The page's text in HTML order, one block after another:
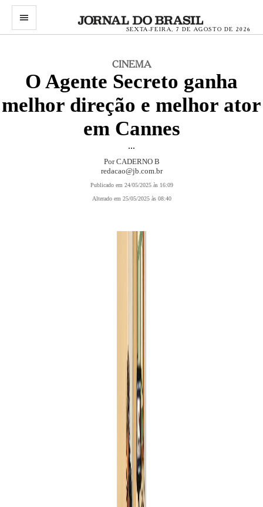
menu
SEXTA-FEIRA, 7 DE AGOSTO DE 2026
CINEMA
O Agente Secreto ganha
melhor direção e melhor ator
em Cannes
...
Por CADERNO B
redacao@jb.com.br
Publicado em 24/05/2025 às 16:09
Alterado em 25/05/2025 às 08:40